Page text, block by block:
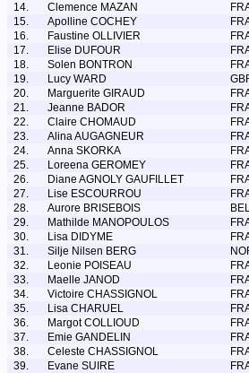
14.
Clemence MAZAN
15.
Apolline COCHEY
16.
Faustine OLLIVIER
17.
Elise DUFOUR
18.
Solen BONTRON
19.
Lucy WARD
20.
Marguerite GIRAUD
21.
Jeanne BADOR
22.
Claire CHOMAUD
23.
Alina AUGAGNEUR
24.
Anna SKORKA
25.
Loreena GEROMEY
26.
Diane AGNOLY GAUFILLET
27.
Lise ESCOURROU
28.
Aurore BRISEBOIS
29.
Mathilde MANOPOULOS
30.
Lisa DIDYME
31.
Silje Nilsen BERG
32.
Leonie POISEAU
33.
Maelle JANOD
34.
Victoire CHASSIGNOL
35.
Lisa CHARUEL
36.
Margot COLLIOUD
37.
Emie GANDELIN
38.
Celeste CHASSIGNOL
39.
Evane SUIRE